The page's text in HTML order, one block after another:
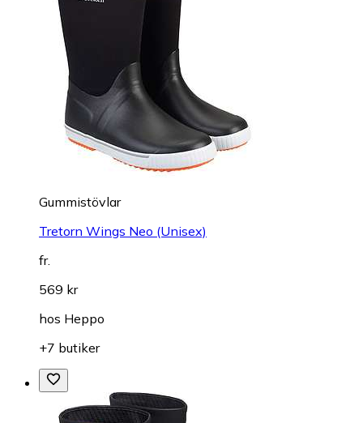
Gummistövlar
Tretorn Wings Neo (Unisex)
fr.
569 kr
hos Heppo
+7 butiker